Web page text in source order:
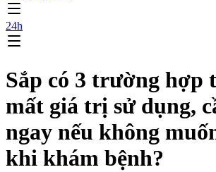
24h
Sắp có 3 trường hợp
mất giá trị sử dụng,
ngay nếu không
khi khám bệnh?